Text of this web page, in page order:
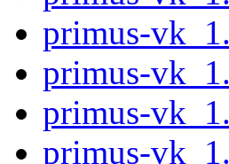
primus-
primus-
primus-
primus-